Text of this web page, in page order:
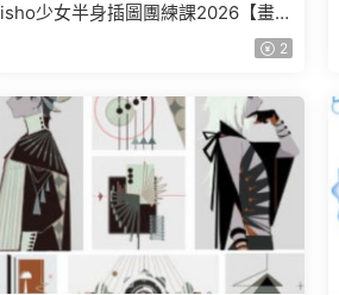
isho少女半身插圖團練課2026【畫質
2